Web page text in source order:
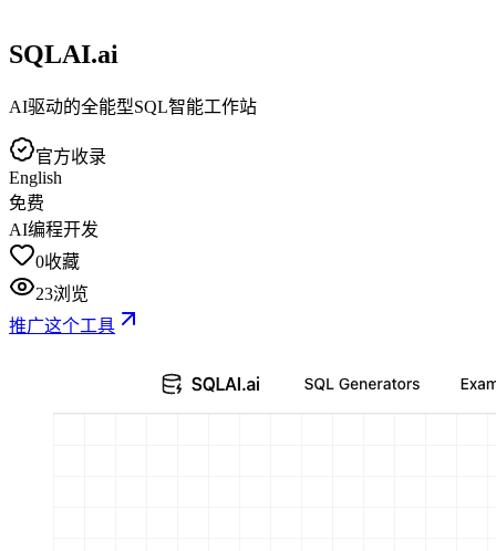
SQLAI.ai
AI驱动的全能型SQL智能工作站
官方收录
English
免费
AI编程开发
0收藏
23浏览
推广这个工具